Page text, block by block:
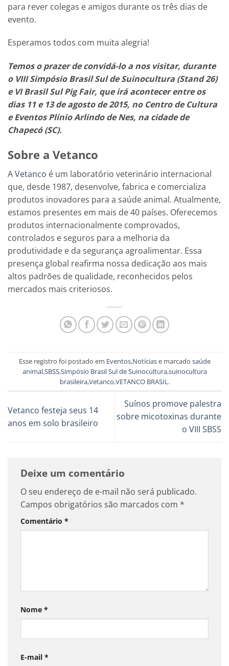
para rever colegas e amigos durante os três dias de
evento.
Esperamos todos com muita alegria!
Temos o prazer de convidá-lo a nos visitar, durante
o VIII Simpósio Brasil Sul de Suinocultura (Stand 26)
e VI Brasil Sul Pig Fair, que irá acontecer entre os
dias 11 e 13 de agosto de 2015, no Centro de Cultura
e Eventos Plínio Arlindo de Nes, na cidade de
Chapecó (SC).
Sobre a Vetanco
AVetanco é um laboratório veterinário internacional
que, desde 1987, desenvolve, fabrica e comercializa
produtos inovadores para a saúde animal. Atualmente,
estamos presentes em mais de 40 países. Oferecemos
produtos internacionalmente comprovados,
controlados e seguros para a melhoria da
produtividade e da segurança agroalimentar. Essa
presença global reafirma nossa dedicação aos mais
altos padrões de qualidade, reconhecidos pelos
mercados mais criteriosos.
Esse registro foi postado em Eventos,Notíciase marcado saúde
animal,SBSS,Simpósio Brasil Sul de Suinocultura,suinocultura
brasileira,Vetanco,VETANCO BRASIL .
Vetanco festeja seus 14
anos em solo brasileiro
Suínos promove palestra
sobre micotoxinas durante
o VIII SBSS
Deixe um comentário
O seu endereço de e-mail não será publicado.
Campos obrigatórios são marcados com *
Comentário *
Nome *
E-mail *